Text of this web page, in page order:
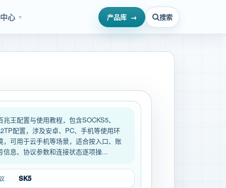
心 ▼ 产品库 搜索
兆王配置与使用教程，包含SOCKS5、
配置，涉及安卓、PC、手机等使用环
，可用于云手机等场景，适合按入口、账
信息、协议参数和连接状态逐项操...
SK5